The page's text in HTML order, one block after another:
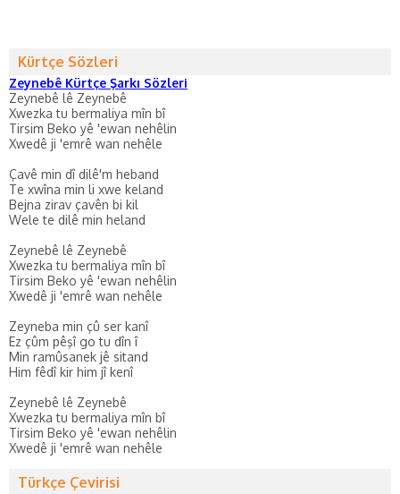
Kürtçe Sözleri
Zeynebê Kürtçe Şarkı Sözleri
Zeynebê lê Zeynebê
Xwezka tu bermaliya mîn bî
Tirsim Beko yê 'ewan nehêlin
Xwedê ji 'emrê wan nehêle
Çavê min dî dilê'm heband
Te xwîna min li xwe keland
Bejna zirav çavên bi kil
Wele te dilê min heland
Zeynebê lê Zeynebê
Xwezka tu bermaliya mîn bî
Tirsim Beko yê 'ewan nehêlin
Xwedê ji 'emrê wan nehêle
Zeyneba min çû ser kanî
Ez çûm pêşî go tu dîn î
Min ramûsanek jê sitand
Him fêdî kir him jî kenî
Zeynebê lê Zeynebê
Xwezka tu bermaliya mîn bî
Tirsim Beko yê 'ewan nehêlin
Xwedê ji 'emrê wan nehêle
Türkçe Çevirisi